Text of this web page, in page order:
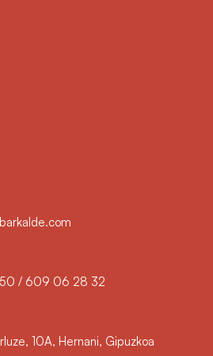
/ 609 06 28 32
10A, Hernani, Gipuzkoa